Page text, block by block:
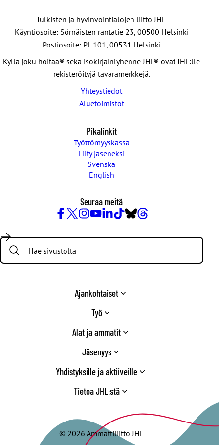
Julkisten ja hyvinvointialojen liitto JHL
Käyntiosoite: Sörnäisten rantatie 23, 00500 Helsinki
Postiosoite: PL 101, 00531 Helsinki
Kyllä joku hoitaa® sekä isokirjainlyhenne JHL® ovat JHL:lle
rekisteröityjä tavaramerkkejä.
Yhteystiedot
Aluetoimistot
Pikalinkit
Työttömyyskassa
Liity jäseneksi
Svenska
English
Seuraa meitä
/
Twitter
Search:
Ajankohtaiset
Työ
Alat ja ammatit
Jäsenyys
Yhdistyksille ja aktiiveille
Tietoa JHL:stä
© 2026 Ammattiliitto JHL